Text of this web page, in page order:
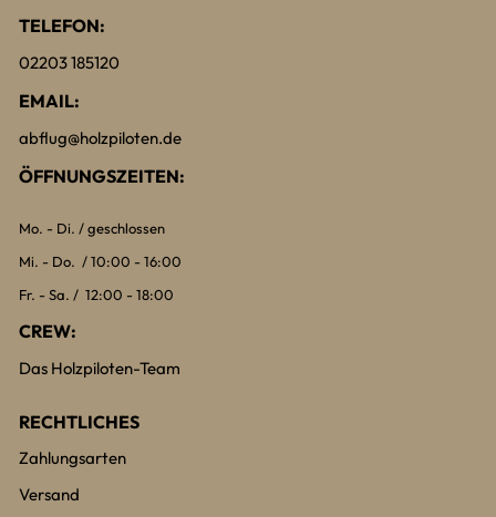
TELEFON:
02203 185120
EMAIL:
abflug@holzpiloten.de
ÖFFNUNGSZEITEN:
Mo. - Di. / geschlossen
Mi. - Do. / 10:00 - 16:00
Fr. - Sa. / 12:00 - 18:00
CREW:
Das Holzpiloten-Team
RECHTLICHES
Zahlungsarten
Versand